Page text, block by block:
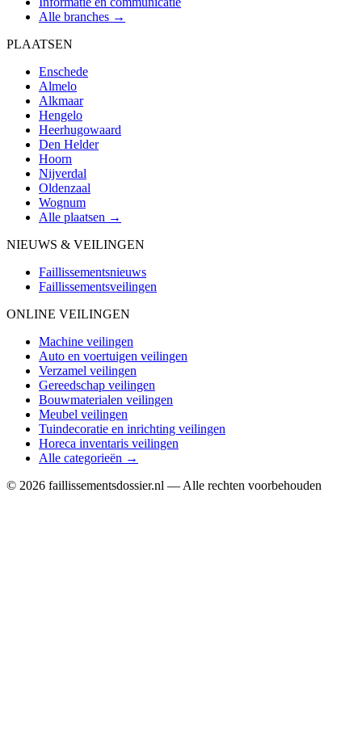
Alle branches →
PLAATSEN
Enschede
Almelo
Alkmaar
Hengelo
Heerhugowaard
Den Helder
Hoorn
Nijverdal
Oldenzaal
Wognum
Alle plaatsen →
NIEUWS & VEILINGEN
Faillissementsnieuws
Faillissementsveilingen
ONLINE VEILINGEN
Machine veilingen
Auto en voertuigen veilingen
Verzamel veilingen
Gereedschap veilingen
Bouwmaterialen veilingen
Meubel veilingen
Tuindecoratie en inrichting veilingen
Horeca inventaris veilingen
Alle categorieën →
© 2026 faillissementsdossier.nl — Alle rechten voorbehouden